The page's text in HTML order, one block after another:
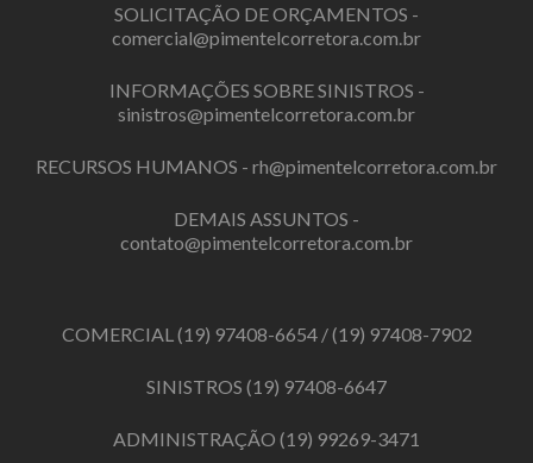
SOLICITAÇÃO DE ORÇAMENTOS -
comercial@pimentelcorretora.com.br
INFORMAÇÕES SOBRE SINISTROS -
sinistros@pimentelcorretora.com.br
RECURSOS HUMANOS - rh@pimentelcorretora.com.br
DEMAIS ASSUNTOS -
contato@pimentelcorretora.com.br
COMERCIAL(19) 97408-6654/(19) 97408-7902
SINISTROS (19) 97408-6647
ADMINISTRAÇÃO (19) 99269-3471